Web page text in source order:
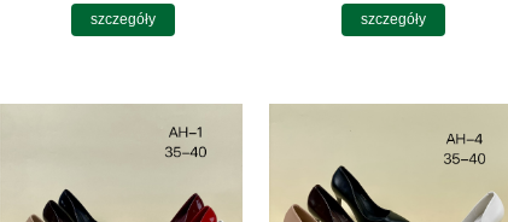
szczegóły szczegóły